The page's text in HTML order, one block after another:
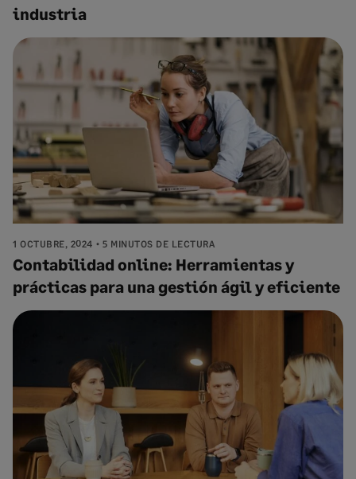
industria
1 OCTUBRE, 2024 5 MINUTOS DE LECTURA
Contabilidad online: Herramientas y
prácticas para una gestión ágil y eficiente